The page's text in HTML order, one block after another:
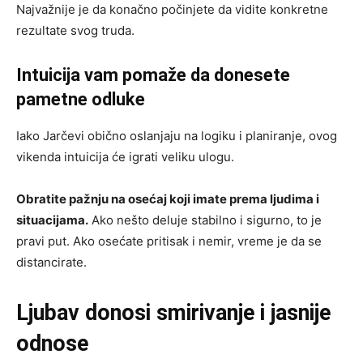
Najvažnije je da konačno počinjete da vidite konkretne
rezultate svog truda.
Intuicija vam pomaže da donesete
pametne odluke
Iako Jarčevi obično oslanjaju na logiku i planiranje, ovog
vikenda intuicija će igrati veliku ulogu.
Obratite pažnju na osećaj koji imate prema ljudima i
situacijama. Ako nešto deluje stabilno i sigurno, to je
pravi put. Ako osećate pritisak i nemir, vreme je da se
distancirate.
Ljubav donosi smirivanje i jasnije
odnose